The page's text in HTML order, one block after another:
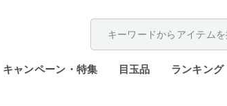
キャンペーン・特集 目玉品 ランキング